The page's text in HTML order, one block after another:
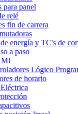
para panel
relé
fin de carrera
energía y TC's de
a paso
Lógico
de horario